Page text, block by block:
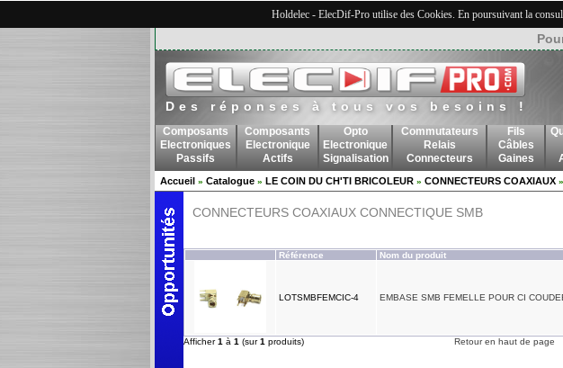
Holdelec - ElecDif-Pro utilise des Cookies. En poursuivant la
Des réponses à tous vos besoins !
Composants
Electroniques
Passifs
Composants
Electronique
Actifs
Opto
Electronique
Signalisation
Commutateurs
Relais
Connecteurs
Fils
Câbles
Gaines
Accueil » Catalogue » LE COIN DU CH'TI BRICOLEUR » CONNECTEURS COAXIAUX »
CONNECTEURS COAXIAUX CONNECTIQUE SMB
Référence Nom du produit
LOTSMBFEMCIC-4 EMBASE SMB FEMELLE POUR CI
Afficher1 à 1 (sur1 produits) Retour en haut de page